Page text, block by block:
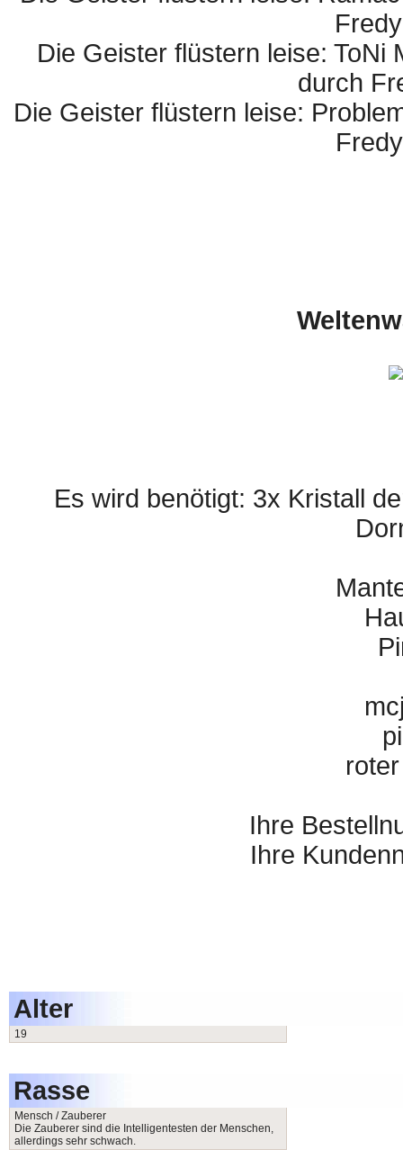
Die Geister flüstern leise: ToNi
durch
Die Geister flüstern leise:
Es wird benötigt: 3x Kristall
Ihre
Ihre
Alter
19
Rasse
Mensch / Zauberer
Die Zauberer sind die Intelligentesten der Menschen,
allerdings sehr schwach.